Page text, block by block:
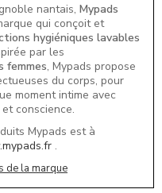
nantais, Mypads
qui conçoit et
hygiéniques lavables
par les
femmes, Mypads propose
du corps, pour
moment intime avec
conscience.
Mypads est à
.
de la marque